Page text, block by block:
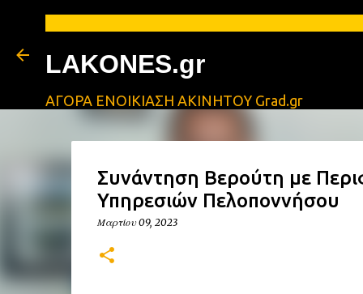
LAKONES.gr
ΑΓΟΡΑ ΕΝΟΙΚΙΑΣΗ ΑΚΙΝΗΤΟΥ Grad.gr
Συνάντηση Βερούτη με
Υπηρεσιών Πελοποννήσου
Μαρτίου 09, 2023